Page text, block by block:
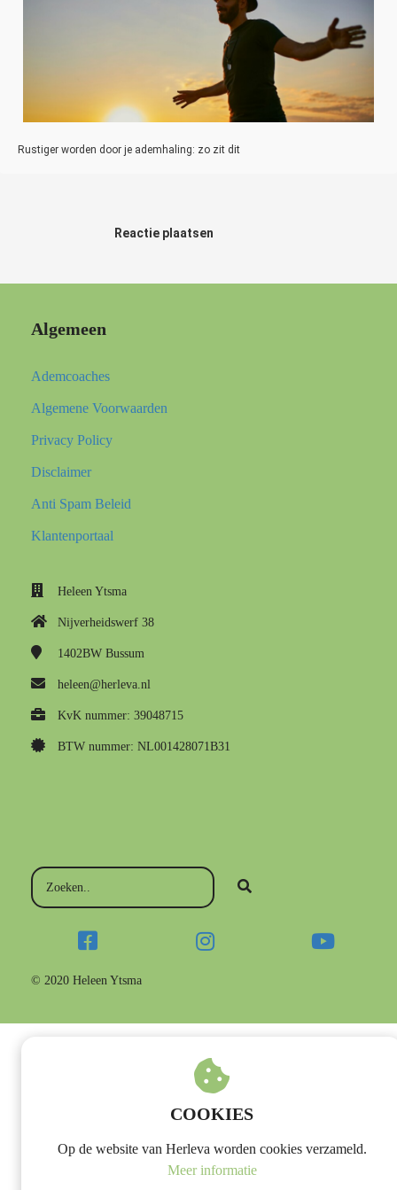
Rustiger worden door je ademhaling: zo zit dit
Reactie plaatsen
Algemeen
Ademcoaches
Algemene Voorwaarden
Privacy Policy
Disclaimer
Anti Spam Beleid
Klantenportaal
Heleen Ytsma
Nijverheidswerf 38
1402BW Bussum
heleen@herleva.nl
KvK nummer: 39048715
BTW nummer: NL001428071B31
© 2020 Heleen Ytsma
COOKIES
Op de website van Herleva worden cookies verzameld.
Meer informatie